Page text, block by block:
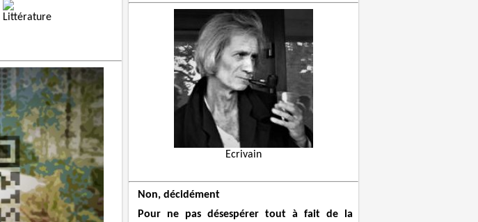
Ecrivain
Non, décidément
Pour ne pas désespérer tout à fait de la